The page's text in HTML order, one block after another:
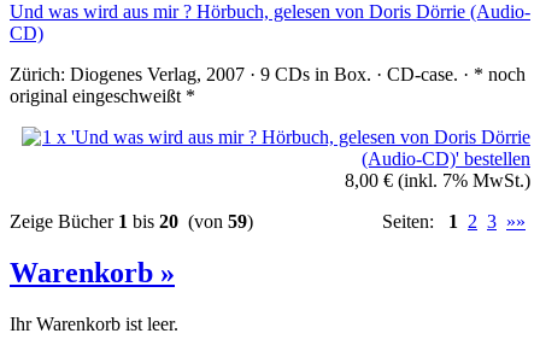
Und was wird aus mir ? Hörbuch, gelesen von Doris Dörrie (Audio-
CD)
Zürich: Diogenes Verlag, 2007 · 9 CDs in Box. · CD-case. · * noch
original eingeschweißt *
8,00 € (inkl. 7% MwSt.)
Zeige Bücher 1 bis 20 (von 59) Seiten: 1 2 3 »»
Warenkorb »
Ihr Warenkorb ist leer.